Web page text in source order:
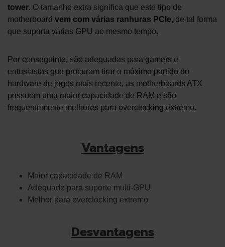
tower. O tamanho extra significa que este tipo de
motherboard vem com várias ranhuras PCIe, de tal forma
que suporta várias GPU ao mesmo tempo.
Por conseguinte, são adequadas para gamers e
entusiastas que procuram tirar o máximo partido do
hardware de jogos mais recente, as motherboards ATX
possuem uma maior capacidade de RAM e são
frequentemente melhores para overclocking extremo.
Vantagens
Maior capacidade de RAM
Adequado para suporte multi-GPU
Melhor para overclocking extremo
Desvantagens